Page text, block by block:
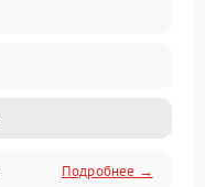
Подробнее →